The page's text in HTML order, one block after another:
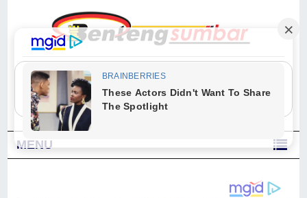
"Sesungguhnya Allah dan para malaikat-Nya berselawat untuk Nabi.
Wahai orang-orang yang beriman, berselawatlah kamu untuk Nabi dan
ucapkanlah salam dengan penuh penghormatan kepadanya." (Qs. Al
Ahzab Ayat 56)
MENU